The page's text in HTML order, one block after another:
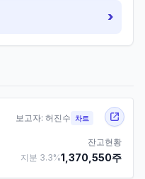
›
보고자: 허진수 차트
잔고현황
지분 3.3%1,370,550주